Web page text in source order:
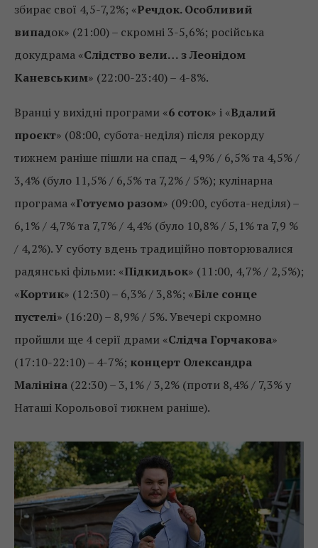
збирає свої 4,5-7,2%; «Речдок. Особливий
випадок» (21:00) – скромні 3-5,6%; російська
докудрама «Слідство вели… з Леонідом
Каневським» (22:00-23:40) – 4-8%.
Вранці у вихідні програми «6 соток» і «Вдалий
проєкт» (08:00, субота-неділя) після рекорду
тижнем раніше пішли на спад – 4,9% / 6,5% та 4,5% /
3,4% (було 11,5% / 6,5% та 7,2% / 5%); кулінарна
програма «Готуємо разом» (09:00, субота-неділя) –
6,1% / 4,7% та 7,7% / 4,4% (було 10,8% / 5,1% та 7,9 %
/ 4,2%). У суботу вдень традиційно повторювалися
радянські фільми: «Підкидьок» (11:00, 4,7% / 2,5%);
«Кортик» (12:30) – 6,3% / 3,8%; «Біле сонце
пустелі» (16:20) – 8,9% / 5%. Увечері скромно
пройшли ще 4 серії драми «Слідча Горчакова»
(17:10-22:10) – 4-7%; концерт Олександра
Малініна (22:30) – 3,1% / 3,2% (проти 8,4% / 7,3% у
Наташі Корольової тижнем раніше).